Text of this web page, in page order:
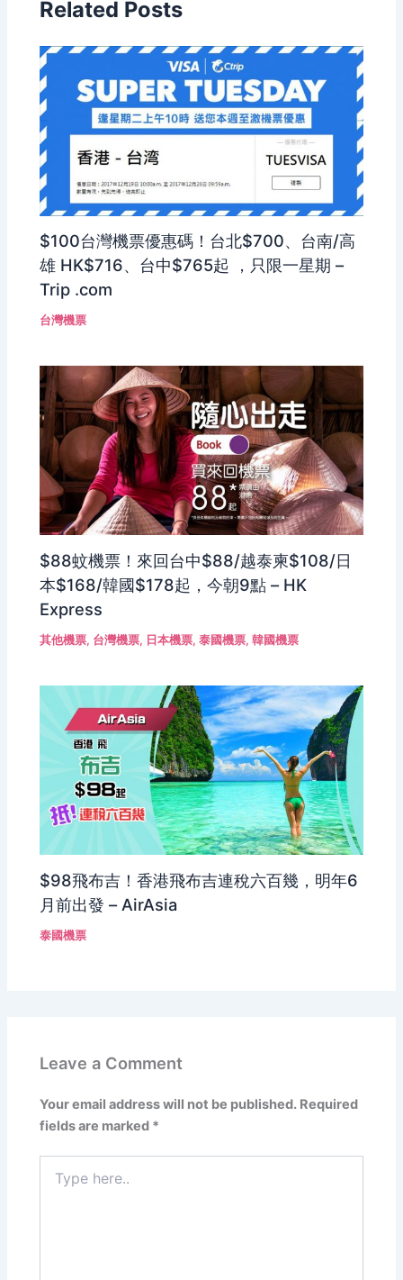
Related Posts
$100台灣機票優惠碼！台北$700、台南/高
雄 HK$716、台中$765起 ，只限一星期 –
Trip .com
台灣機票
$88蚊機票！來回台中$88/越泰柬$108/日
本$168/韓國$178起，今朝9點 – HK
Express
其他機票, 台灣機票, 日本機票,泰國機票,韓國機票
$98飛布吉！香港飛布吉連稅六百幾，明年6
月前出發 – AirAsia
泰國機票
Leave a Comment
Your email address will not be published. Required
fields are marked *
here..